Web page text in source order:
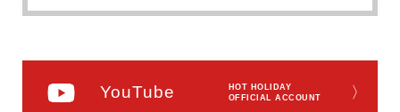
YouTube
HOT HOLIDAY
OFFICIAL ACCOUNT
〉